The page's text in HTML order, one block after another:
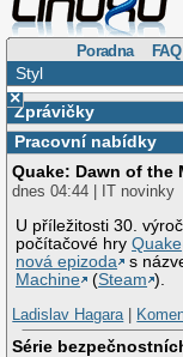
Poradna FAQ
Styl
×
Zprávičky
Pracovní nabídky
Quake: Dawn of the
dnes 04:44 | IT novinky
U příležitosti 30.
počítačové hryQuake
nová epizoda
s
Machine
(Steam ).
Ladislav Hagara|
Série